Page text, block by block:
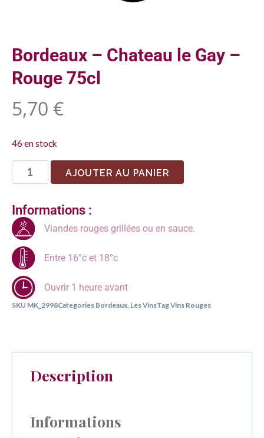
Bordeaux – Chateau le Gay –
Rouge 75cl
5,70 €
46 en stock
AJOUTER AU PANIER
Informations :
Viandes rouges grillées ou en sauce.
Entre 16°c et 18°c
Ouvrir 1 heure avant
SKU MK_2998Categories Bordeaux Les VinsTagVins Rouges
Description
Informations